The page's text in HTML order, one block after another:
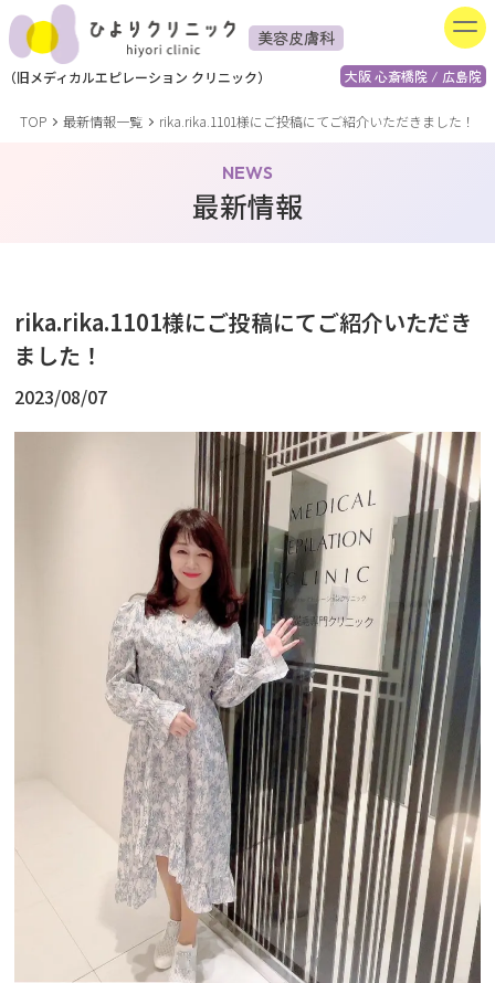
美容皮膚科
大阪 心斎橋院 / 広島院
（旧メディカルエピレーション クリニック）
TOP 最新情報一覧 rika.rika.1101様にご投稿にてご紹介いただきました！
NEWS
最新情報
rika.rika.1101様にご投稿にてご紹介いただき
ました！
2023/08/07